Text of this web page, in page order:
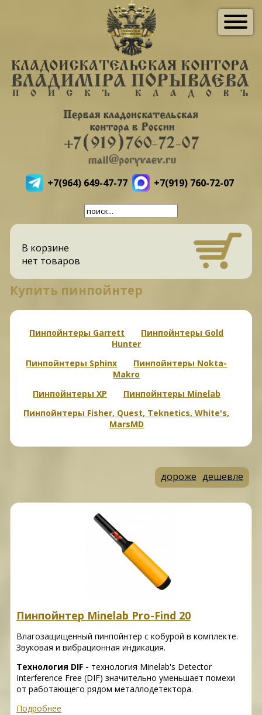
+7(964) 649-47-77 +7(919) 760-72-07
В корзине
нет товаров
Купить пинпойнтер
Пинпойнтеры Garrett
Пинпойнтеры Gold
Hunter
Пинпойнтеры Sphinx
Пинпойнтеры Nokta-
Makro
Пинпойнтеры XP
Пинпойнтеры Minelab
Пинпойнтеры Fisher, Quest, Teknetics, White's,
MarsMD
дороже дешевле
Пинпойнтер Minelab Pro-Find 20
Влагозащищенный пинпойнтер с кобурой в комплекте.
Звуковая и вибрационная индикация.
Технология DIF - технология Minelab's Detector
Interference Free (DIF) значительно уменьшает помехи
от работающего рядом металлодетектора.
Подробнее